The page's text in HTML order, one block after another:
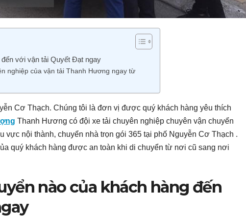
với vận tải Quyết Đạt ngay
nghiệp của vận tải Thanh Hương ngay từ
Cơ Thạch. Chúng tôi là đơn vị được quý khách hàng yêu thích
Thanh Hương có đội xe tải chuyên nghiệp chuyên vận chuyển
vực nội thành, chuyển nhà trọn gói 365 tại phố Nguyễn Cơ Thạch .
quý khách hàng được an toàn khi di chuyển từ nơi cũ sang nơi
nào của khách hàng đến